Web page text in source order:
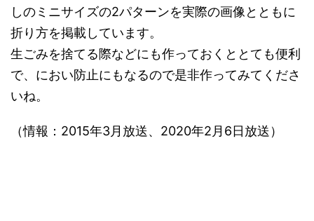
しのミニサイズの2パターンを実際の画像とともに
折り方を掲載しています。
生ごみを捨てる際などにも作っておくととても便利
で、におい防止にもなるので是非作ってみてくださ
いね。
（情報：2015年3月放送、2020年2月6日放送）